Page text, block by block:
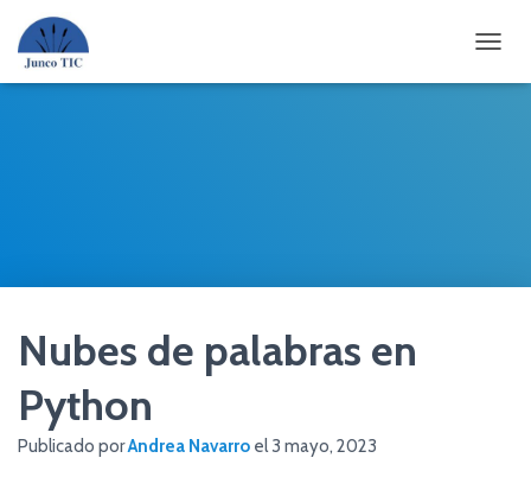
Nubes de palabras en
Python
Publicado porAndrea Navarro el3 mayo, 2023